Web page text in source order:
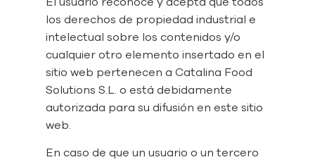
los derechos de propiedad industrial e
intelectual sobre los contenidos y/o
cualquier otro elemento insertado en el
sitio web pertenecen a Catalina Food
Solutions S.L. o está debidamente
autorizada para su difusión en este sitio
web.
En caso de que un usuario o un tercero